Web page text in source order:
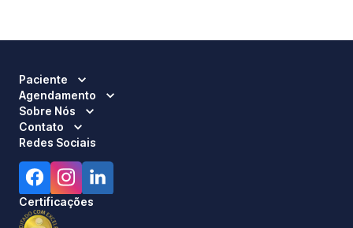
Paciente
Agendamento
Sobre Nós
Contato
Redes Sociais
Certificações